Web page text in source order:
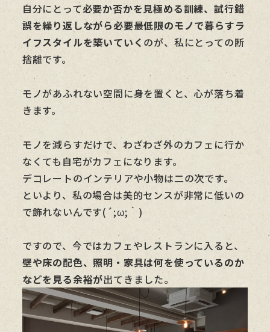
自分にとって必要か否かを見極める訓練、試行錯
誤を繰り返しながら必要最低限のモノで暮らすラ
イフスタイルを築いていく のが、私にとっての断
捨離です。
モノがあふれない空間に身を置くと、心が落ち着
きます。
モノを減らすだけで、わざわざ外のカフェに行か
なくても自宅がカフェになります。
デコレートのインテリアや小物は二の次です。
といより、私の場合は美的センスが非常に低いの
で飾れないんです(´;ω;｀)
ですので、今ではカフェやレストランに入ると、
壁や床の配色、照明・家具は何を使っているのか
などを見る余裕が出てきました。